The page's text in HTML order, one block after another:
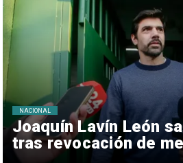
Joaquín Lavín León
tras revocación de
NACIONAL